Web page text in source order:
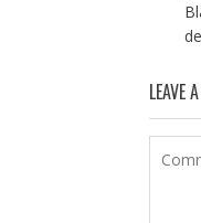
LEAVE